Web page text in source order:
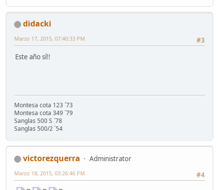
didacki
#3
Marzo 17, 2015, 07:40:33 PM
Este año sí!!
Montesa cota 123 ´73
Montesa cota 349 ´79
Sanglas 500 S ´78
Sanglas 500/2 ´54
victorezquerra
Administrator
#4
Marzo 18, 2015, 03:26:46 PM